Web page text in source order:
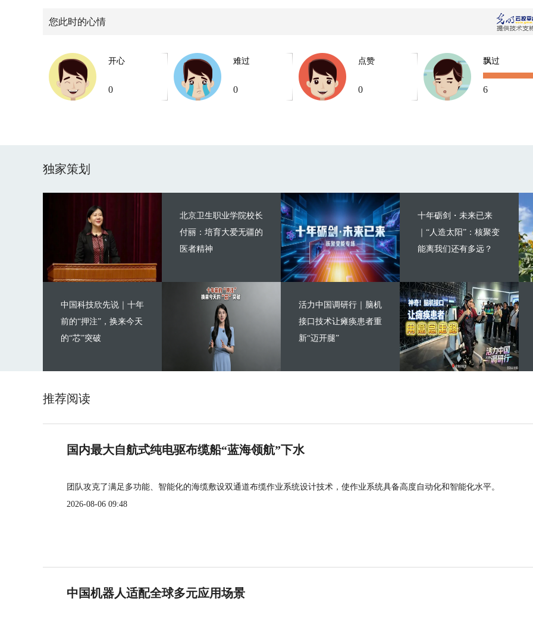
您此时的心情
开心
0
难过
0
点赞
0
飘过
6
独家策划
北京卫生职业学院校长
付丽：培育大爱无疆的
医者精神
中国科技欣先说｜十年
前的“押注”，换来今天
的“芯”突破
十年砺剑・未来已来
｜“人造太阳”：核聚变
能离我们还有多远？
活力中国调研行｜脑机
接口技术让瘫痪患者重
新“迈开腿”
推荐阅读
国内最大自航式纯电驱布缆船“蓝海领航”下水
团队攻克了满足多功能、智能化的海缆敷设双通道布缆作业系统设计技术，使作业系统具备高度自动化和智能化水平。
2026-08-06 09:48
中国机器人适配全球多元应用场景